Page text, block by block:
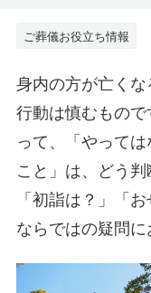
ご葬儀お役立ち情報
身内の方が亡く
行動は慎むもの
って、「やって
こと」は、どう判
「初詣は？」「
ならではの疑問に